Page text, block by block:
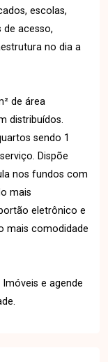
escolas,
acesso,
no dia a
de área
distribuídos.
sendo 1
Dispõe
nos fundos com
mais
eletrônico e
mais comodidade
e agende